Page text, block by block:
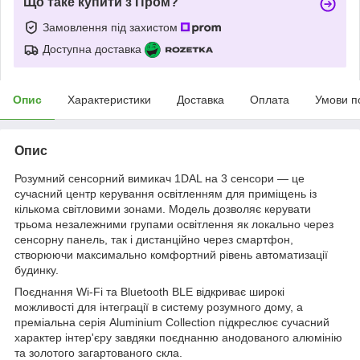
Замовлення під захистом
Доступна доставка
Опис Характеристики Доставка Оплата Умови
Опис
Розумний сенсорний вимикач 1DAL на 3 сенсори — це
сучасний центр керування освітленням для приміщень із
кількома світловими зонами. Модель дозволяє керувати
трьома незалежними групами освітлення як локально через
сенсорну панель, так і дистанційно через смартфон,
створюючи максимально комфортний рівень автоматизації
будинку.
Поєднання Wi-Fi та Bluetooth BLE відкриває широкі
можливості для інтеграції в систему розумного дому, а
преміальна серія Aluminium Collection підкреслює сучасний
характер інтер'єру завдяки поєднанню анодованого алюмінію
та золотого загартованого скла.